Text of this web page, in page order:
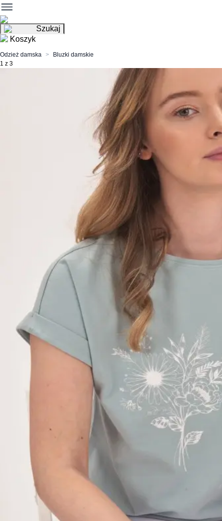
Szukaj
Koszyk
Odzież damska
Bluzki damskie
1 z 3